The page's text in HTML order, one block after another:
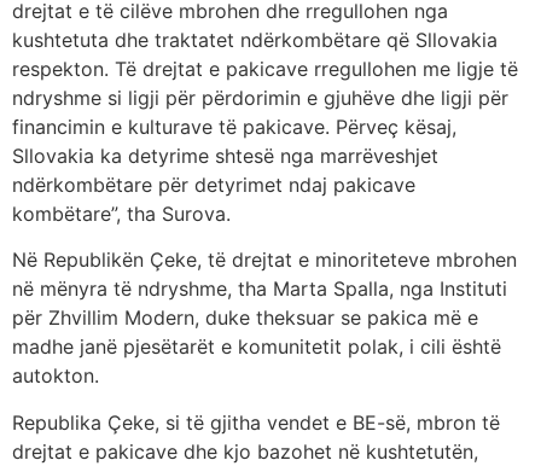
drejtat e të cilëve mbrohen dhe rregullohen nga
kushtetuta dhe traktatet ndërkombëtare që Sllovakia
respekton. Të drejtat e pakicave rregullohen me ligje të
ndryshme si ligji për përdorimin e gjuhëve dhe ligji për
financimin e kulturave të pakicave. Përveç kësaj,
Sllovakia ka detyrime shtesë nga marrëveshjet
ndërkombëtare për detyrimet ndaj pakicave
kombëtare”, tha Surova.
Në Republikën Çeke, të drejtat e minoriteteve mbrohen
në mënyra të ndryshme, tha Marta Spalla, nga Instituti
për Zhvillim Modern, duke theksuar se pakica më e
madhe janë pjesëtarët e komunitetit polak, i cili është
autokton.
Republika Çeke, si të gjitha vendet e BE-së, mbron të
drejtat e pakicave dhe kjo bazohet në kushtetutën,